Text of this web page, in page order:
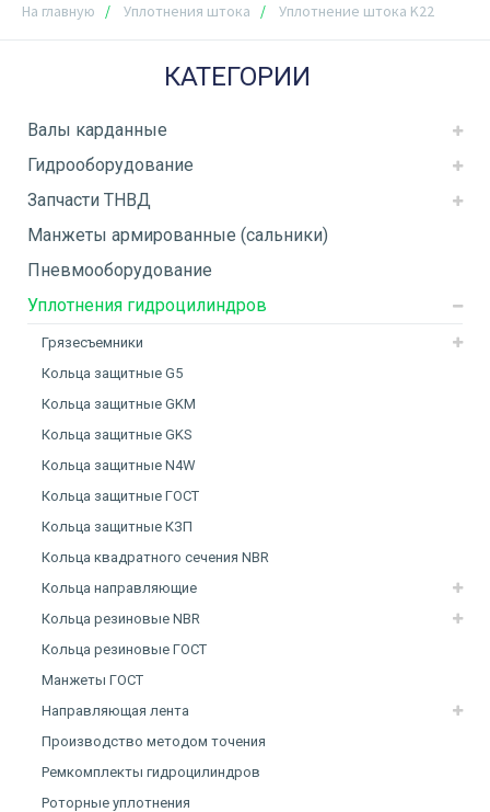
На главную Уплотнения штока Уплотнение штока K22
КАТЕГОРИИ
Валы карданные
Гидрооборудование
Запчасти ТНВД
Манжеты армированные (сальники)
Пневмооборудование
Уплотнения гидроцилиндров
Грязесъемники
Кольца защитные G5
Кольца защитные GKM
Кольца защитные GKS
Кольца защитные N4W
Кольца защитные ГОСТ
Кольца защитные КЗП
Кольца квадратного сечения NBR
Кольца направляющие
Кольца резиновые NBR
Кольца резиновые ГОСТ
Манжеты ГОСТ
Направляющая лента
Производство методом точения
Ремкомплекты гидроцилиндров
Роторные уплотнения